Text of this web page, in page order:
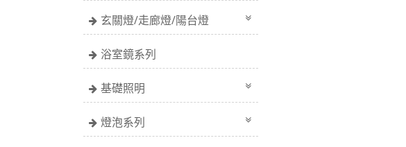
玄關燈/走廊燈/陽台燈
浴室鏡系列
基礎照明
燈泡系列